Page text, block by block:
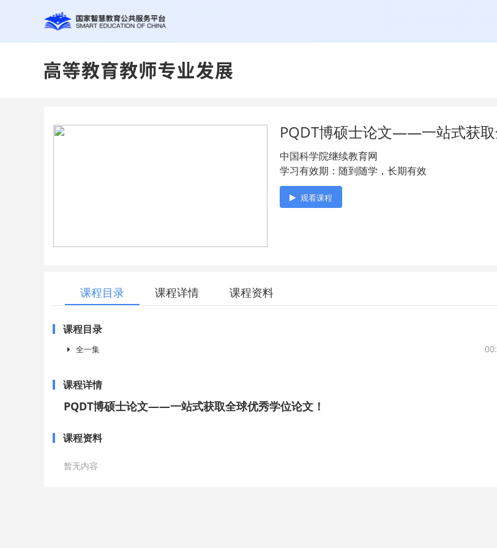
PQDT博硕士论文——一站式获取
中国科学院继续教育网
学习有效期：随到随学，长期有效
观看课程
课程目录 课程详情 课程资料
课程目录
全一集
课程详情
PQDT博硕士论文——一站式获取全球优秀学位论文！
课程资料
暂无内容